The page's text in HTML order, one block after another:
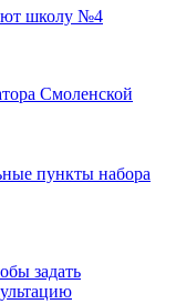
школу №4
Смоленской
пункты набора
задать